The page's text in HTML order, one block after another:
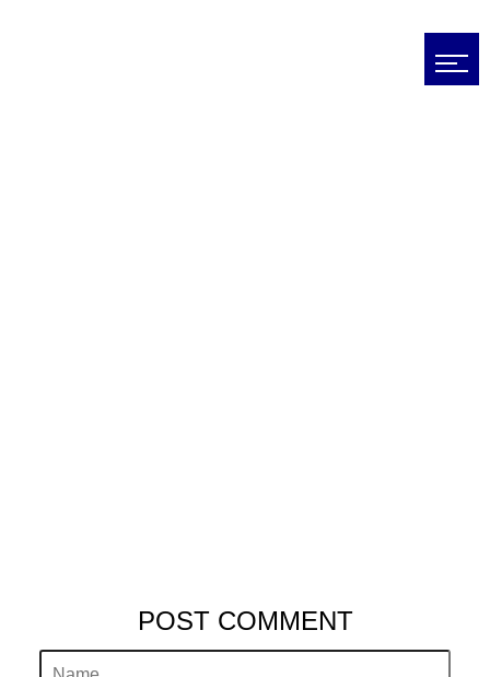
POST COMMENT